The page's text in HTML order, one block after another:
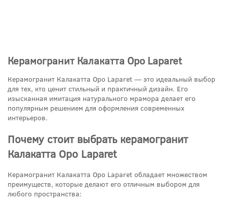
Керамогранит Калакатта Оро Laparet
Керамогранит Калакатта Оро Laparet — это идеальный выбор
для тех, кто ценит стильный и практичный дизайн. Его
изысканная имитация натурального мрамора делает его
популярным решением для оформления современных
интерьеров.
Почему стоит выбрать керамогранит
Калакатта Оро Laparet
Керамогранит Калакатта Оро Laparet обладает множеством
преимуществ, которые делают его отличным выбором для
любого пространства: